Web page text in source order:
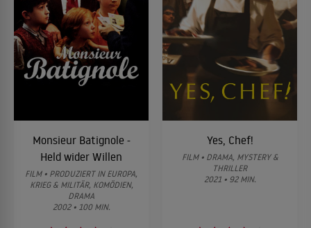
Monsieur Batignole -
Held wider Willen
FILM • PRODUZIERT IN EUROPA,
KRIEG & MILITÄR, KOMÖDIEN,
DRAMA
2002 • 100 MIN.
Yes, Chef!
FILM • DRAMA, MYSTERY &
THRILLER
2021 • 92 MIN.